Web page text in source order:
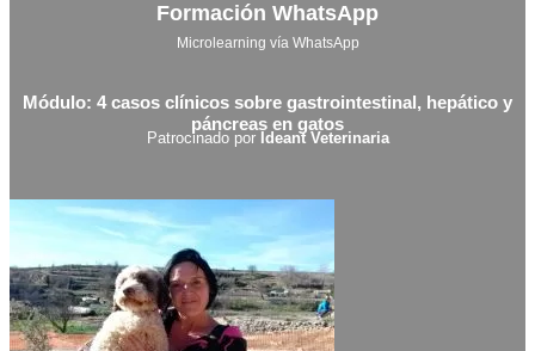
Formación WhatsApp
Microlearning vía WhatsApp
Módulo: 4 casos clínicos sobre gastrointestinal, hepático y
páncreas en gatos
Patrocinado por Ideant Veterinaria